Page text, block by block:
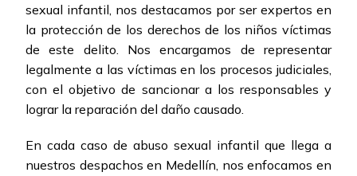
sexual infantil, nos destacamos por ser expertos en
la protección de los derechos de los niños víctimas
de este delito. Nos encargamos de representar
legalmente a las víctimas en los procesos judiciales,
con el objetivo de sancionar a los responsables y
lograr la reparación del daño causado.
En cada caso de abuso sexual infantil que llega a
nuestros despachos en Medellín, nos enfocamos en